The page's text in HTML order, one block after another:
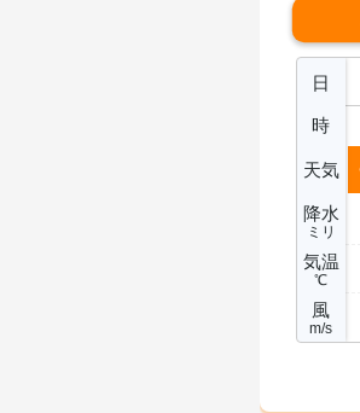
日
時
天気
降水
ミリ
気温
℃
風
m/s